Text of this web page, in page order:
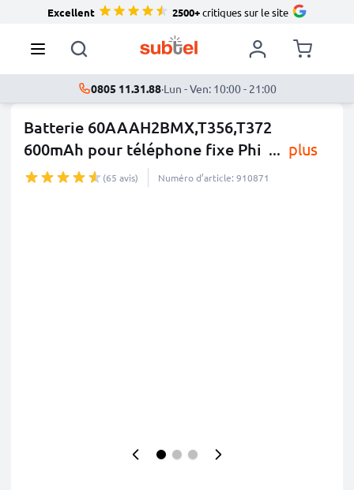
Excellent 2500+critiques sur le site
0805 11.31.88·Lun - Ven: 10:00 - 21:00
Batterie 60AAAH2BMX,T356,T372
600mAh pour téléphone fixe Phi ... plus
(65 avis) Numéro d’article: 910871